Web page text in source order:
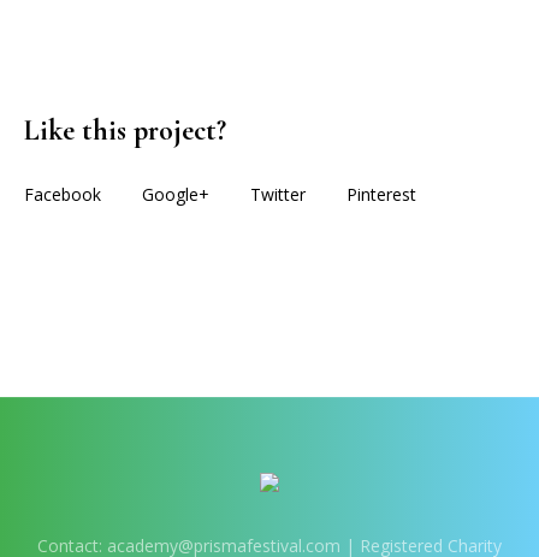
Like this project?
Facebook Google+ Twitter Pinterest
Contact: academy@prismafestival.com | Registered Charity